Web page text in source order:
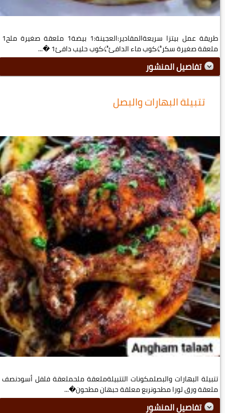
طريقة عمل بيتزا سريعةالمقادير:العجينة:1 بيضة1 ملعقة صغيرة ملح1
ملعقة صغيرة سكر¾ كوب ماء الدافئ¾ كوب حليب دافئ1 �...
تفاصيل المنشور
تتبيلة البهارات والبصل
تتبيلة البهارات والبصلمكونات التتبيلةملعقة ملحملعقة فلفل أسودنصف
ملعقة ورق لورا مطحونربع معلقة حبهان مطحون�...
تفاصيل المنشور